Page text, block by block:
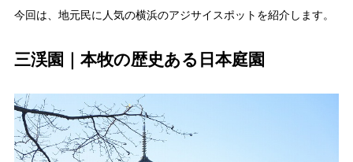
今回は、地元民に人気の横浜のアジサイスポットを紹介します。
三渓園｜本牧の歴史ある日本庭園